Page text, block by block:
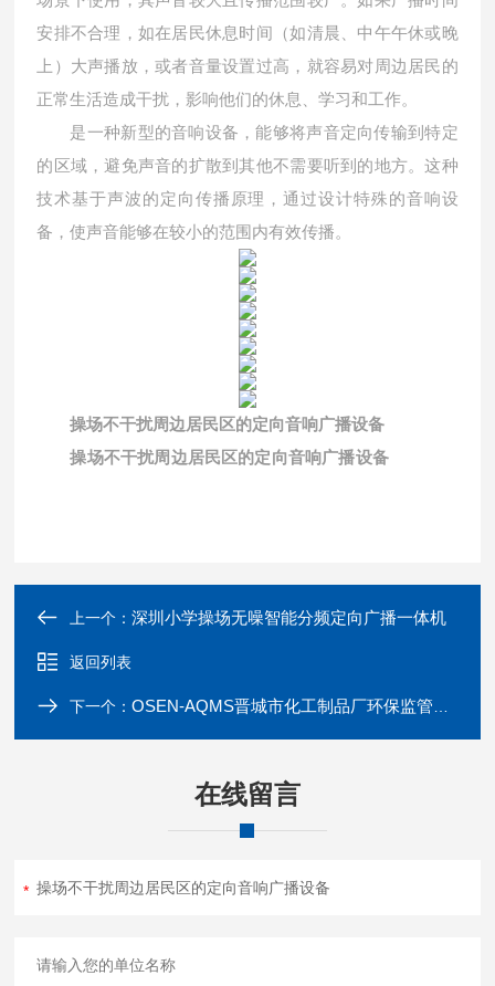
安排不合理，如在居民休息时间（如清晨、中午午休或晚
上）大声播放，或者音量设置过高，就容易对周边居民的
正常生活造成干扰，影响他们的休息、学习和工作。
是一种新型的音响设备，能够将声音定向传输到特定
的区域，避免声音的扩散到其他不需要听到的地方。这种
技术基于声波的定向传播原理，通过设计特殊的音响设
备，使声音能够在较小的范围内有效传播。
操场不干扰周边居民区的定向音响广播设备
操场不干扰周边居民区的定向音响广播设备
上一个：深圳小学操场无噪智能分频定向广播一体机
返回列表
下一个：OSEN-AQMS晋城市化工制品厂环保监管网格化空气监测站
在线留言